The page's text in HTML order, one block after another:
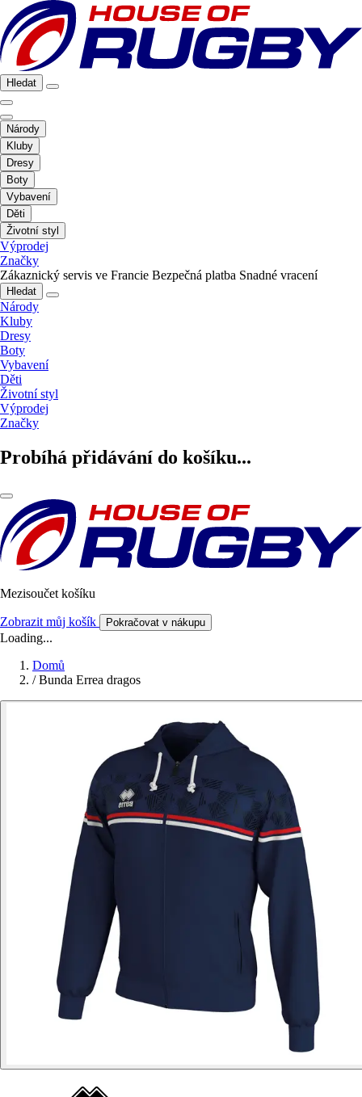
Hledat
Národy
Kluby
Dresy
Boty
Vybavení
Děti
Životní styl
Výprodej
Značky
Zákaznický servis ve Francie Bezpečná platba Snadné vracení
Hledat
Národy
Kluby
Dresy
Boty
Vybavení
Děti
Životní styl
Výprodej
Značky
Probíhá přidávání do košíku...
Mezisoučet košíku
Zobrazit můj košík Pokračovat v nákupu
Loading...
Domů
/ Bunda Errea dragos